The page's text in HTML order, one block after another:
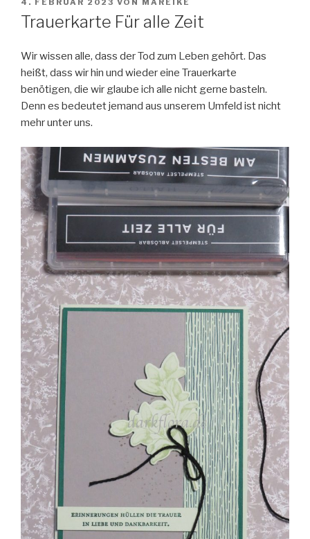
AM
4. FEBRUAR 2023 VON MAREIKE
Trauerkarte Für alle Zeit
Wir wissen alle, dass der Tod zum Leben gehört. Das
heißt, dass wir hin und wieder eine Trauerkarte
benötigen, die wir glaube ich alle nicht gerne basteln.
Denn es bedeutet jemand aus unserem Umfeld ist nicht
mehr unter uns.